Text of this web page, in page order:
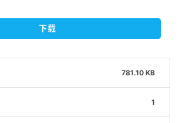
下载
781.10 KB
1